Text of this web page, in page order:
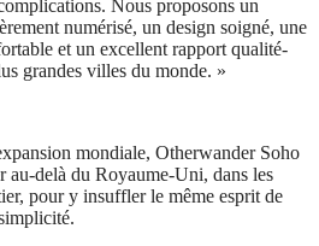
Nous proposons un
numérisé, un design soigné, une
et un excellent rapport qualité-
grandes villes du monde. »
mondiale, Otherwander Soho
au-delà du Royaume-Uni, dans les
pour y insuffler le même esprit de